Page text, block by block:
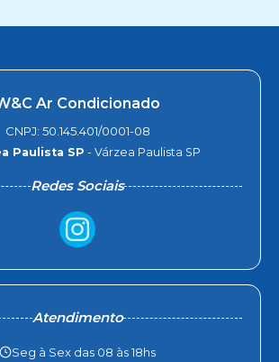
Ar Condicionado
CNPJ: 50.145.401/0001-08
Paulista SP - Várzea Paulista SP
Redes Sociais
Atendimento
Seg à Sex das 08 às 18hs